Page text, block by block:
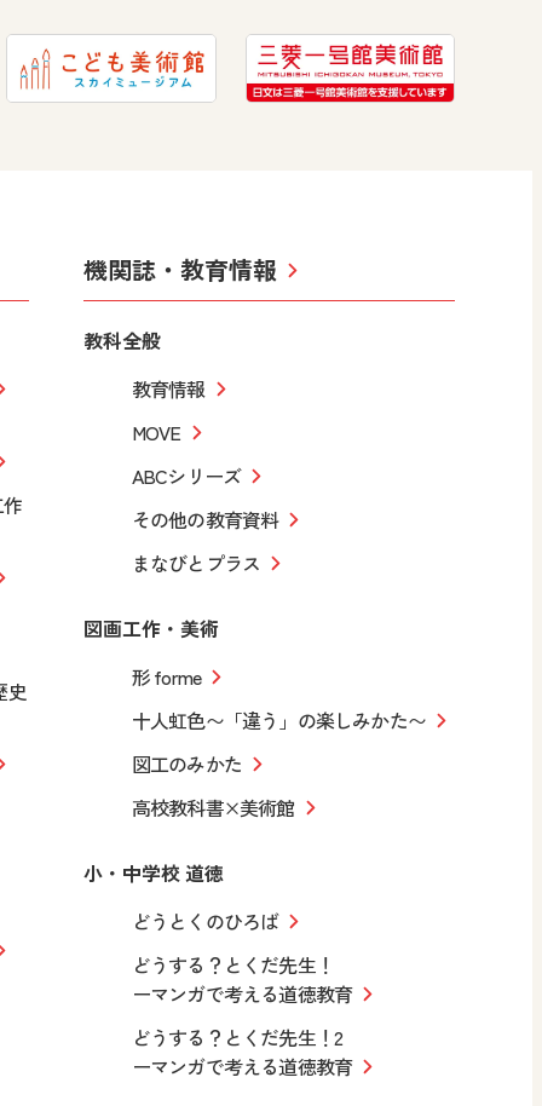
史
機関誌・教育情報
教科全般
教育情報
MOVE
ABCシリーズ
その他の教育資料
まなびとプラス
図画工作・美術
形 forme
十人虹色〜「違う」の楽しみかた〜
図工のみかた
高校教科書×美術館
小・中学校 道徳
どうとくのひろば
どうする？とくだ先生！
ーマンガで考える道徳教育
どうする？とくだ先生！2
ーマンガで考える道徳教育